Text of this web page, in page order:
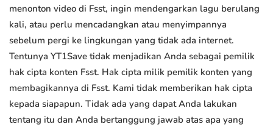
menonton video di Fsst, ingin mendengarkan lagu berulang
kali, atau perlu mencadangkan atau menyimpannya
sebelum pergi ke lingkungan yang tidak ada internet.
Tentunya YT1Save tidak menjadikan Anda sebagai pemilik
hak cipta konten Fsst. Hak cipta milik pemilik konten yang
membagikannya di Fsst. Kami tidak memberikan hak cipta
kepada siapapun. Tidak ada yang dapat Anda lakukan
tentang itu dan Anda bertanggung jawab atas apa yang